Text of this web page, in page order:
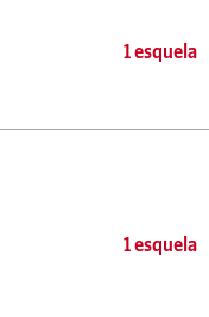
1 esquela
1 esquela